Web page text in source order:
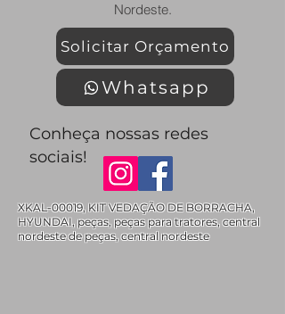
Nordeste.
Solicitar Orçamento
Whatsapp
Conheça nossas redes
sociais!
XKAL-00019, KIT VEDAÇÃO DE BORRACHA,
HYUNDAI, peças, peças para tratores, central
nordeste de peças, central nordeste